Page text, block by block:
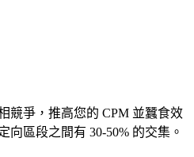
競爭，推高您的 CPM 並蠶食效
向區段之間有 30-50% 的交集。